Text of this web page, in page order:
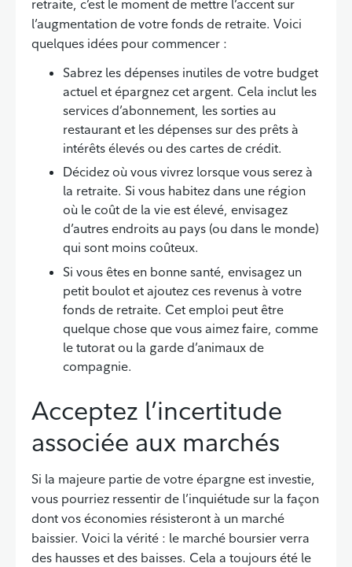
retraite, c’est le moment de mettre l’accent sur
l’augmentation de votre fonds de retraite. Voici
quelques idées pour commencer :
Sabrez les dépenses inutiles de votre budget
actuel et épargnez cet argent. Cela inclut les
services d’abonnement, les sorties au
restaurant et les dépenses sur des prêts à
intérêts élevés ou des cartes de crédit.
Décidez où vous vivrez lorsque vous serez à
la retraite. Si vous habitez dans une région
où le coût de la vie est élevé, envisagez
d’autres endroits au pays (ou dans le monde)
qui sont moins coûteux.
Si vous êtes en bonne santé, envisagez un
petit boulot et ajoutez ces revenus à votre
fonds de retraite. Cet emploi peut être
quelque chose que vous aimez faire, comme
le tutorat ou la garde d’animaux de
compagnie.
Acceptez l’incertitude
associée aux marchés
Si la majeure partie de votre épargne est investie,
vous pourriez ressentir de l’inquiétude sur la façon
dont vos économies résisteront à un marché
baissier. Voici la vérité : le marché boursier verra
des hausses et des baisses. Cela a toujours été le